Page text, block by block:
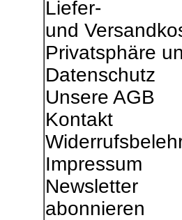
Liefer-
und
Privatsphäre
Datenschutz
Unsere AGB
Kontakt
Impressum
Newsletter
abonnieren